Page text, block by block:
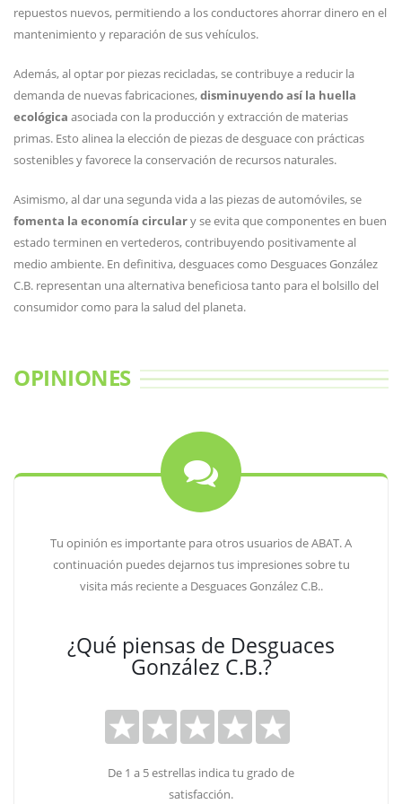
repuestos nuevos, permitiendo a los conductores ahorrar dinero en el
mantenimiento y reparación de sus vehículos.
Además, al optar por piezas recicladas, se contribuye a reducir la
demanda de nuevas fabricaciones,disminuyendo así la huella
ecológica asociada con la producción y extracción de materias
primas. Esto alinea la elección de piezas de desguace con prácticas
sostenibles y favorece la conservación de recursos naturales.
Asimismo, al dar una segunda vida a las piezas de automóviles, se
fomenta la economía circulary se evita que componentes en buen
estado terminen en vertederos, contribuyendo positivamente al
medio ambiente. En definitiva, desguaces como Desguaces González
C.B. representan una alternativa beneficiosa tanto para el bolsillo del
consumidor como para la salud del planeta.
OPINIONES
Tu opinión es importante para otros usuarios de ABAT. A
continuación puedes dejarnos tus impresiones sobre tu
visita más reciente a Desguaces González C.B..
¿Qué piensas de Desguaces
González C.B.?
De 1 a 5 estrellas indica tu grado de
satisfacción.